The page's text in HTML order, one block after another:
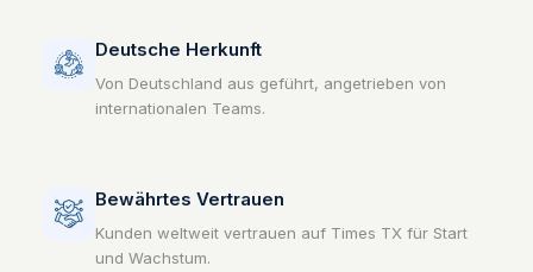
Deutsche Herkunft
Von Deutschland aus geführt, angetrieben von
internationalen Teams.
Bewährtes Vertrauen
Kunden weltweit vertrauen auf Times TX für Start
und Wachstum.